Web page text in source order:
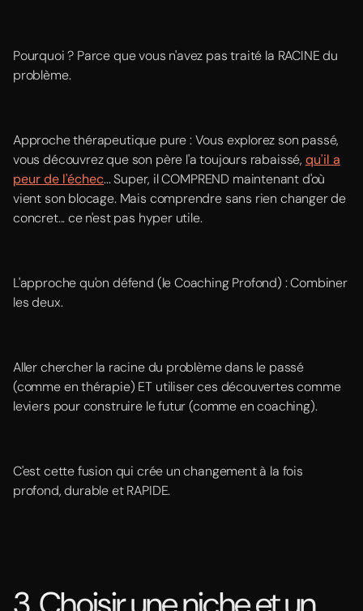
Pourquoi ? Parce que vous n'avez pas traité la RACINE du
problème.
Approche thérapeutique pure : Vous explorez son passé,
vous découvrez que son père l'a toujours rabaissé, qu'il a
peur de l'échec... Super, il COMPREND maintenant d'où
vient son blocage. Mais comprendre sans rien changer de
concret... ce n'est pas hyper utile.
L'approche qu'on défend (le Coaching Profond) : Combiner
les deux.
Aller chercher la racine du problème dans le passé
(comme en thérapie) ET utiliser ces découvertes comme
leviers pour construire le futur (comme en coaching).
C'est cette fusion qui crée un changement à la fois
profond, durable et RAPIDE.